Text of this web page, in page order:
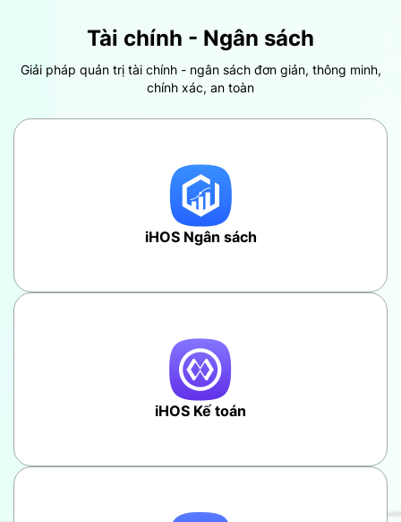
Tài chính - Ngân sách
Giải pháp quản trị tài chính - ngân sách đơn giản, thông minh,
chính xác, an toàn
iHOS Ngân sách
iHOS Kế toán